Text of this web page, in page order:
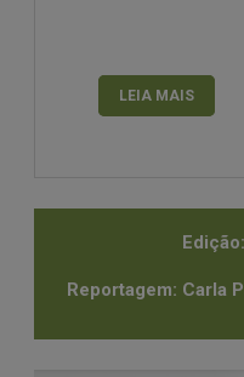
LEIA MAIS
Reportagem: Carla